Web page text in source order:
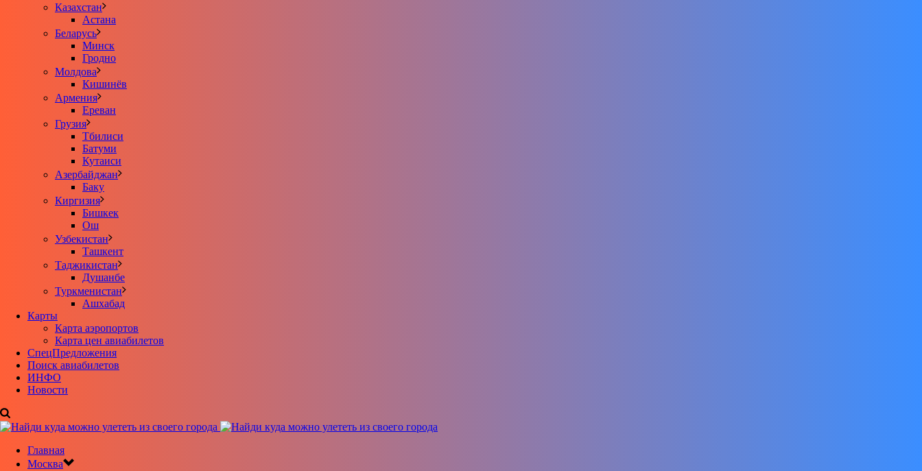
Казахстан
Астана
Беларусь
Минск
Гродно
Молдова
Кишинёв
Армения
Ереван
Грузия
Тбилиси
Батуми
Кутаиси
Азербайджан
Баку
Киргизия
Бишкек
Ош
Узбекистан
Ташкент
Таджикистан
Душанбе
Туркменистан
Ашхабад
Карты
Карта аэропортов
Карта цен авиабилетов
CпецПредложения
Поиск авиабилетов
ИНФО
Новости
Главная
Москва